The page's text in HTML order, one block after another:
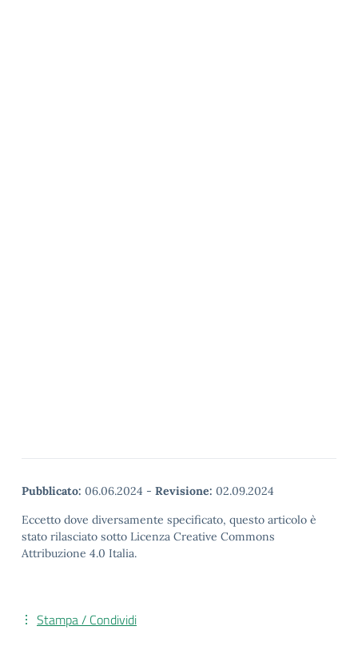
Pubblicato: 06.06.2024 - Revisione: 02.09.2024
Eccetto dove diversamente specificato, questo articolo è
stato rilasciato sotto Licenza Creative Commons
Attribuzione 4.0 Italia.
Stampa / Condividi